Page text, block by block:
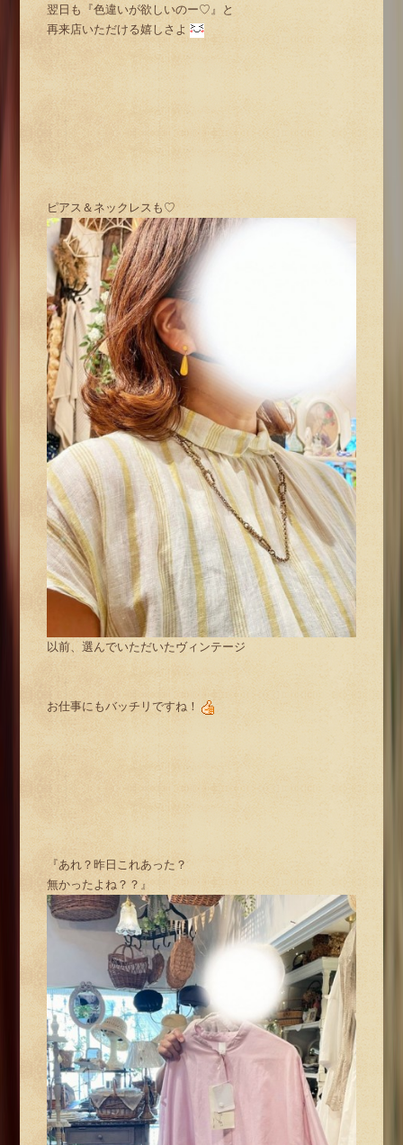
翌日も『色違いが欲しいのー♡』と
再来店いただける嬉しさよ
ピアス＆ネックレスも♡
以前、選んでいただいたヴィンテージ
お仕事にもバッチリですね！
『あれ？昨日これあった？
無かったよね？？』